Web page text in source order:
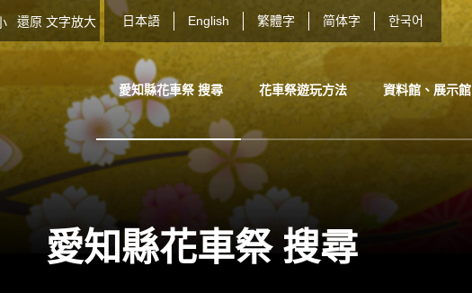
還原 文字放大 日本語 English 繁體字 简体字 한국어
愛知縣花車祭 搜尋 花車祭遊玩方法 資料館、展示館
愛知縣花車祭搜尋